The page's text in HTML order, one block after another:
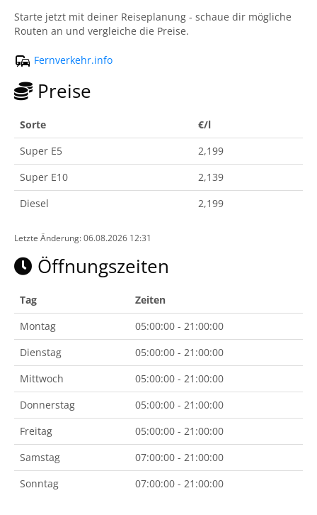
Starte jetzt mit deiner Reiseplanung - schaue dir mögliche
Routen an und vergleiche die Preise.
Fernverkehr.info
Preise
Sorte
€/l
Super E5
2,199
Super E10
2,139
Diesel
2,199
Letzte Änderung: 06.08.2026 12:31
Öffnungszeiten
Tag
Zeiten
Montag
05:00:00 - 21:00:00
Dienstag
05:00:00 - 21:00:00
Mittwoch
05:00:00 - 21:00:00
Donnerstag
05:00:00 - 21:00:00
Freitag
05:00:00 - 21:00:00
Samstag
07:00:00 - 21:00:00
Sonntag
07:00:00 - 21:00:00